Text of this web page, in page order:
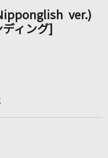
ト
ver.)
ィング]